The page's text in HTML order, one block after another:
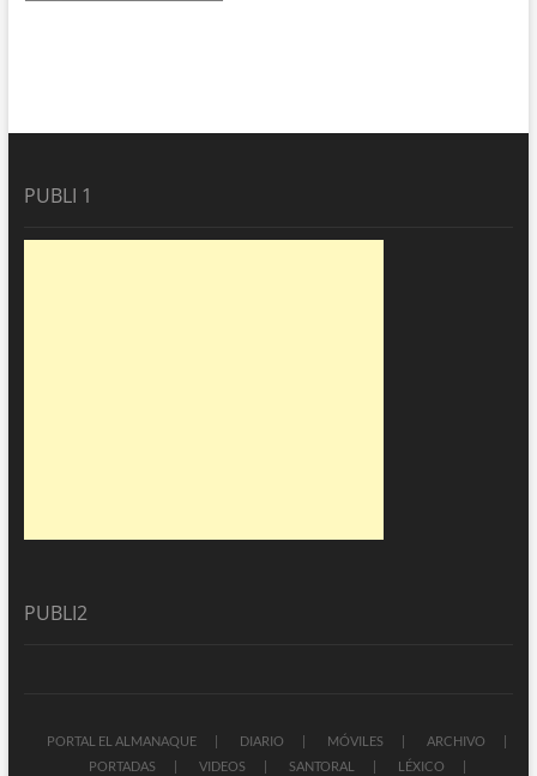
PUBLI 1
PUBLI2
PORTAL EL ALMANAQUE DIARIO MÓVILES
ARCHIVO
PORTADAS
VIDEOS SANTORAL LÉXICO